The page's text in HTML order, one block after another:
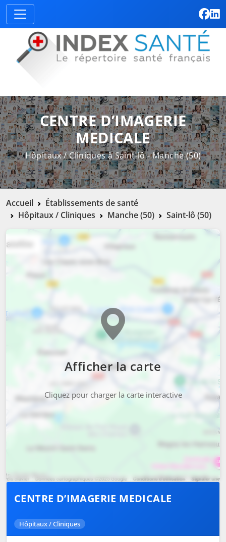
CENTRE D’IMAGERIE
MEDICALE
Hôpitaux / Cliniques à Saint-lô - Manche (50)
Accueil
Établissements de santé
Hôpitaux / Cliniques
Manche (50) Saint-lô (50)
Afficher la carte
Cliquez pour charger la carte interactive
CENTRE D’IMAGERIE MEDICALE
Hôpitaux / Cliniques